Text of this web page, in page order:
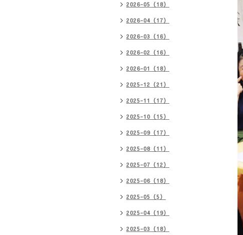
2026-05（18）
2026-04（17）
2026-03（16）
2026-02（16）
2026-01（18）
2025-12（21）
2025-11（17）
2025-10（15）
2025-09（17）
2025-08（11）
2025-07（12）
2025-06（18）
2025-05（5）
2025-04（19）
2025-03（18）